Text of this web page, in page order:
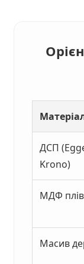
ДСП
Krono)
МДФ
Масив